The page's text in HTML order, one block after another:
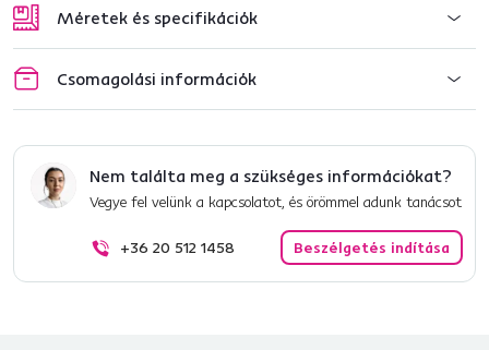
Méretek és specifikációk
Csomagolási információk
Nem találta meg a szükséges információkat?
Vegye fel velünk a kapcsolatot, és örömmel adunk tanácsot
+36 20 512 1458 Beszélgetés indítása